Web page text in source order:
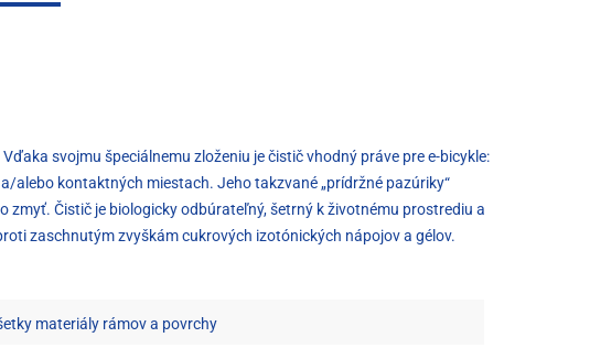
svojmu špeciálnemu zloženiu je čistič vhodný práve pre e-bicykle:
alebo kontaktných miestach. Jeho takzvané „prídržné pazúriky“
zmyť. Čistič je biologicky odbúrateľný, šetrný k životnému prostrediu a
zaschnutým zvyškám cukrových izotónických nápojov a gélov.
materiály rámov a povrchy